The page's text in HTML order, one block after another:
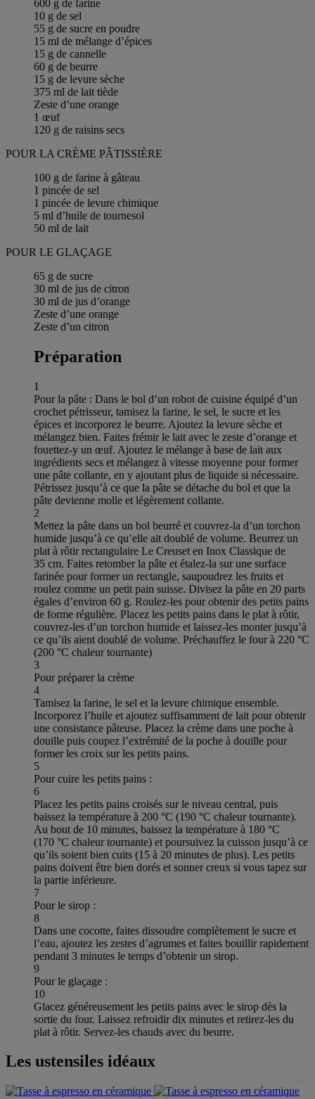
600 g de farine
10 g de sel
55 g de sucre en poudre
15 ml de mélange d’épices
15 g de cannelle
60 g de beurre
15 g de levure sèche
375 ml de lait tiède
Zeste d’une orange
1 œuf
120 g de raisins secs
POUR LA CRÈME PÂTISSIÈRE
100 g de farine à gâteau
1 pincée de sel
1 pincée de levure chimique
5 ml d’huile de tournesol
50 ml de lait
POUR LE GLAÇAGE
65 g de sucre
30 ml de jus de citron
30 ml de jus d’orange
Zeste d’une orange
Zeste d’un citron
Préparation
1
Pour la pâte : Dans le bol d’un robot de cuisine équipé d’un
crochet pétrisseur, tamisez la farine, le sel, le sucre et les
épices et incorporez le beurre. Ajoutez la levure sèche et
mélangez bien. Faites frémir le lait avec le zeste d’orange et
fouettez-y un œuf. Ajoutez le mélange à base de lait aux
ingrédients secs et mélangez à vitesse moyenne pour former
une pâte collante, en y ajoutant plus de liquide si nécessaire.
Pétrissez jusqu’à ce que la pâte se détache du bol et que la
pâte devienne molle et légèrement collante.
2
Mettez la pâte dans un bol beurré et couvrez-la d’un torchon
humide jusqu’à ce qu’elle ait doublé de volume. Beurrez un
plat à rôtir rectangulaire Le Creuset en Inox Classique de
35 cm. Faites retomber la pâte et étalez-la sur une surface
farinée pour former un rectangle, saupoudrez les fruits et
roulez comme un petit pain suisse. Divisez la pâte en 20 parts
égales d’environ 60 g. Roulez-les pour obtenir des petits pains
de forme régulière. Placez les petits pains dans le plat à rôtir,
couvrez-les d’un torchon humide et laissez-les monter jusqu’à
ce qu’ils aient doublé de volume. Préchauffez le four à 220 °C
(200 °C chaleur tournante)
3
Pour préparer la crème
4
Tamisez la farine, le sel et la levure chimique ensemble.
Incorporez l’huile et ajoutez suffisamment de lait pour obtenir
une consistance pâteuse. Placez la crème dans une poche à
douille puis coupez l’extrémité de la poche à douille pour
former les croix sur les petits pains.
5
Pour cuire les petits pains :
6
Placez les petits pains croisés sur le niveau central, puis
baissez la température à 200 °C (190 °C chaleur tournante).
Au bout de 10 minutes, baissez la température à 180 °C
(170 °C chaleur tournante) et poursuivez la cuisson jusqu’à ce
qu’ils soient bien cuits (15 à 20 minutes de plus). Les petits
pains doivent être bien dorés et sonner creux si vous tapez sur
la partie inférieure.
7
Pour le sirop :
8
Dans une cocotte, faites dissoudre complètement le sucre et
l’eau, ajoutez les zestes d’agrumes et faites bouillir rapidement
pendant 3 minutes le temps d’obtenir un sirop.
9
Pour le glaçage :
10
Glacez généreusement les petits pains avec le sirop dès la
sortie du four. Laissez refroidir dix minutes et retirez-les du
plat à rôtir. Servez-les chauds avec du beurre.
Les ustensiles idéaux